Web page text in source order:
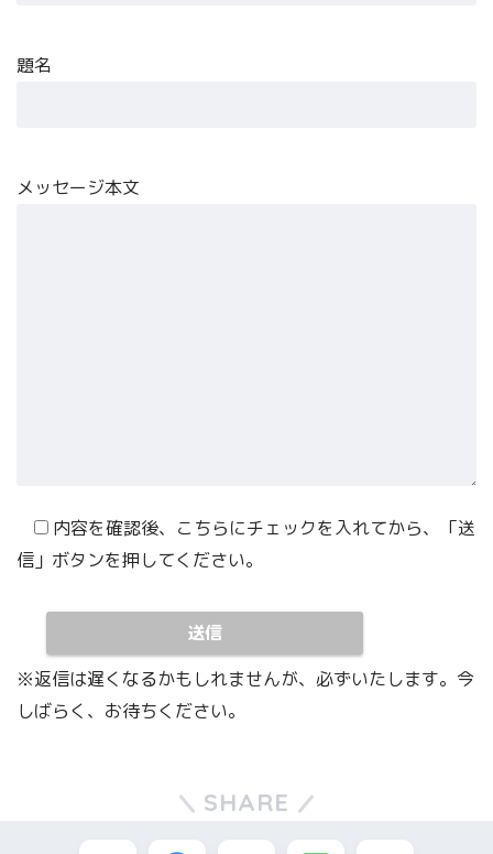
題名
メッセージ本文
内容を確認後、こちらにチェックを入れてから、「送
信」ボタンを押してください。
※返信は遅くなるかもしれませんが、必ずいたします。今
しばらく、お待ちください。
SHARE